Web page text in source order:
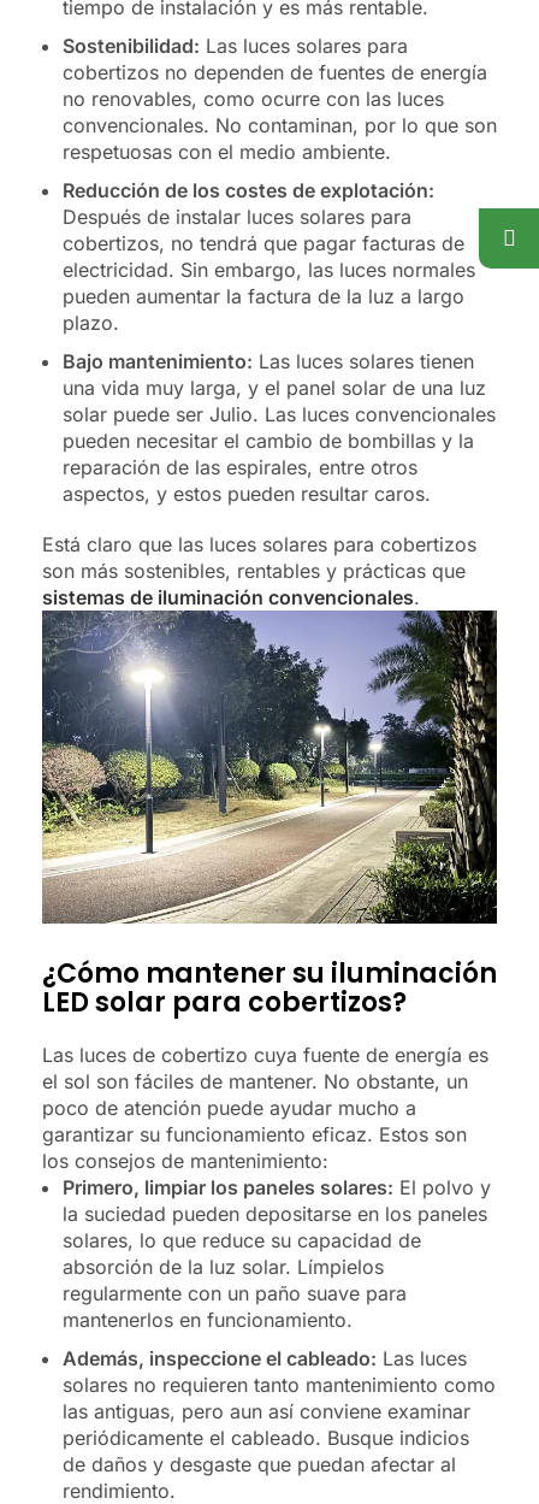
tiempo de instalación y es más rentable.
Sostenibilidad: Las luces solares para
cobertizos no dependen de fuentes de energía
no renovables, como ocurre con las luces
convencionales. No contaminan, por lo que son
respetuosas con el medio ambiente.
Reducción de los costes de explotación:
Después de instalar luces solares para
cobertizos, no tendrá que pagar facturas de
electricidad. Sin embargo, las luces normales
pueden aumentar la factura de la luz a largo
plazo.
Bajo mantenimiento: Las luces solares tienen
una vida muy larga, y el panel solar de una luz
solar puede ser Julio. Las luces convencionales
pueden necesitar el cambio de bombillas y la
reparación de las espirales, entre otros
aspectos, y estos pueden resultar caros.
Está claro que las luces solares para cobertizos
son más sostenibles, rentables y prácticas que
sistemas de iluminación convencionales.
¿Cómo mantener su iluminación
LED solar para cobertizos?
Las luces de cobertizo cuya fuente de energía es
el sol son fáciles de mantener. No obstante, un
poco de atención puede ayudar mucho a
garantizar su funcionamiento eficaz. Estos son
los consejos de mantenimiento:
Primero, limpiar los paneles solares: El polvo y
la suciedad pueden depositarse en los paneles
solares, lo que reduce su capacidad de
absorción de la luz solar. Límpielos
regularmente con un paño suave para
mantenerlos en funcionamiento.
Además, inspeccione el cableado: Las luces
solares no requieren tanto mantenimiento como
las antiguas, pero aun así conviene examinar
periódicamente el cableado. Busque indicios
de daños y desgaste que puedan afectar al
rendimiento.